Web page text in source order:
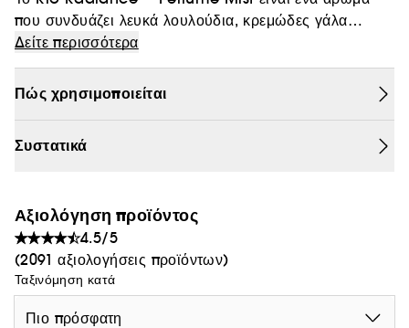
που συνδυάζει λευκά λουλούδια, κρεμώδες γάλα
καρύδας και τη ζεστασιά του ήλιου στην άμμο.
Δείτε περισσότερα
Πώς χρησιμοποιείται
Συστατικά
Αξιολόγηση προϊόντος
4.5/5
(2091 αξιολογήσεις προϊόντων)
Ταξινόμηση κατά
Πιο πρόσφατη